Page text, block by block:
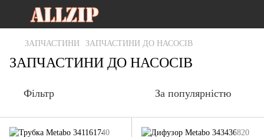
ЗАПЧАСТИНИ ЗАПЧАСТИНИ ДО НАСОСІВ
ЗАПЧАСТИНИ ДО НАСОСІВ
Фільтр За популярністю